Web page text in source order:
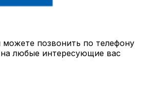
позвонить по телефону
любые интересующие вас